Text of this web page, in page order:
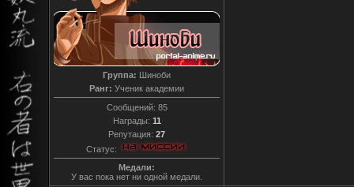
Группа: Шиноби
Ранг: Ученик академии
Сообщений: 85
Награды: 11
Репутация: 27
Статус:
Медали:
У вас пока нет ни одной медали.